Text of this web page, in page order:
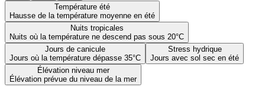
Température été
Hausse de la température moyenne en été
Nuits tropicales
Nuits où la température ne descend pas sous 20°C
Jours de canicule
Jours où la température dépasse 35°C
Stress hydrique
Jours avec sol sec en été
Élévation niveau mer
Élévation prévue du niveau de la mer